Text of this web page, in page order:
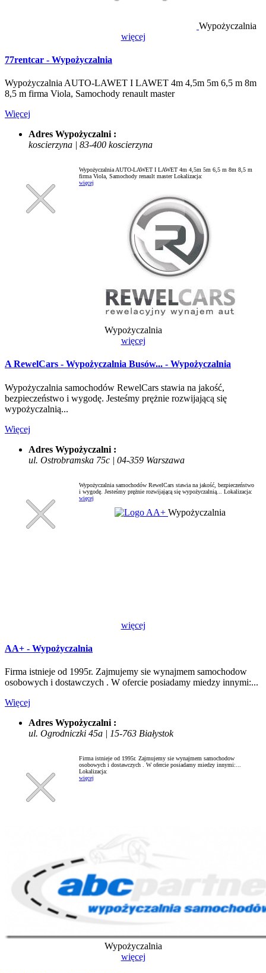
Wypożyczalnia
więcej
77rentcar - Wypożyczalnia
Wypożyczalnia AUTO-LAWET I LAWET 4m 4,5m 5m 6,5 m 8m
8,5 m firma Viola, Samochody renault master
Więcej
Adres Wypożyczalni :
koscierzyna | 83-400 koscierzyna
Wypożyczalnia AUTO-LAWET I LAWET 4m 4,5m 5m 6,5 m 8m 8,5 m
firma Viola, Samochody renault masterLokalizacja:
więcej
Wypożyczalnia
więcej
A RewelCars - Wypożyczalnia Busów... - Wypożyczalnia
Wypożyczalnia samochodów RewelCars stawia na jakość,
bezpieczeństwo i wygodę. Jesteśmy prężnie rozwijającą się
wypożyczalnią...
Więcej
Adres Wypożyczalni :
ul. Ostrobramska 75c | 04-359 Warszawa
Wypożyczalnia samochodów RewelCars stawia na jakość, bezpieczeństwo
i wygodę. Jesteśmy prężnie rozwijającą się wypożyczalnią... Lokalizacja:
więcej
Wypożyczalnia
więcej
AA+ - Wypożyczalnia
Firma istnieje od 1995r. Zajmujemy sie wynajmem samochodow
osobowych i dostawczych . W ofercie posiadamy miedzy innymi:...
Więcej
Adres Wypożyczalni :
ul. Ogrodniczki 45a | 15-763 Białystok
Firma istnieje od 1995r. Zajmujemy sie wynajmem samochodow
osobowych i dostawczych . W ofercie posiadamy miedzy innymi:...
Lokalizacja:
więcej
Wypożyczalnia
więcej